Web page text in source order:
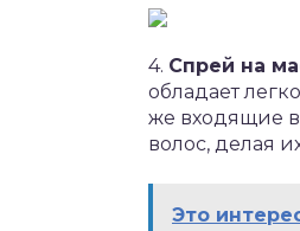
4. Спрей на
обладает
же входящие в
волос, делая
Это